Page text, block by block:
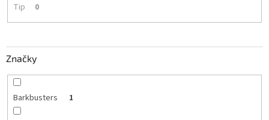
Tip 0
Značky
Barkbusters 1